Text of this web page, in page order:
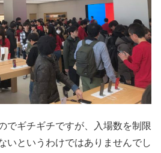
でギチギチですが、入場数を制限
いというわけではありませんでし